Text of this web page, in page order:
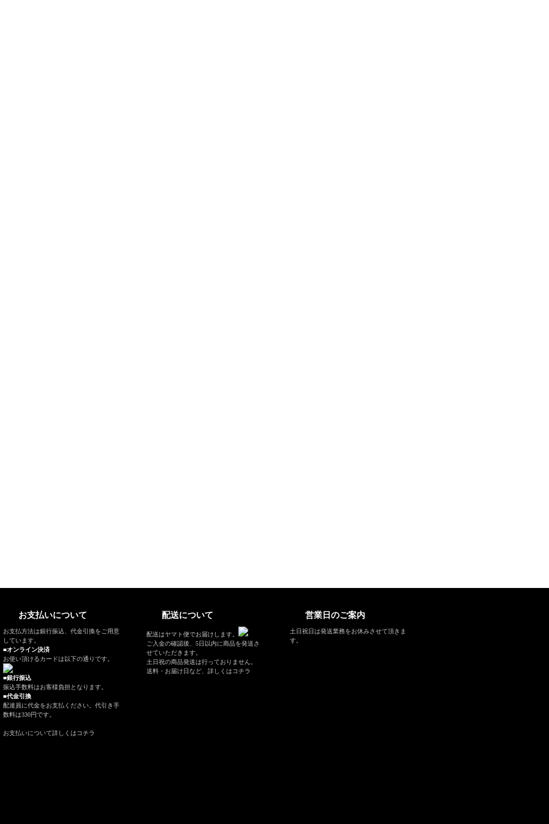
お支払いについて
お支払方法は銀行振込、代金引換をご用意
しています。
■オンライン決済
お使い頂けるカードは以下の通りです。
■銀行振込
振込手数料はお客様負担となります。
■代金引換
配達員に代金をお支払ください。代引き手
数料は330円です。
お支払いについて詳しくはコチラ
配送について
配送はヤマト便でお届けします。
ご入金の確認後、5日以内に商品を発送さ
せていただきます。
土日祝の商品発送は行っておりません。
送料・お届け日など、 詳しくはコチラ
営業日のご案内
土日祝日は発送業務をお休みさせて頂きま
す。